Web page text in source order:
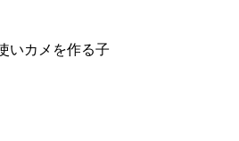
いカメを作る子